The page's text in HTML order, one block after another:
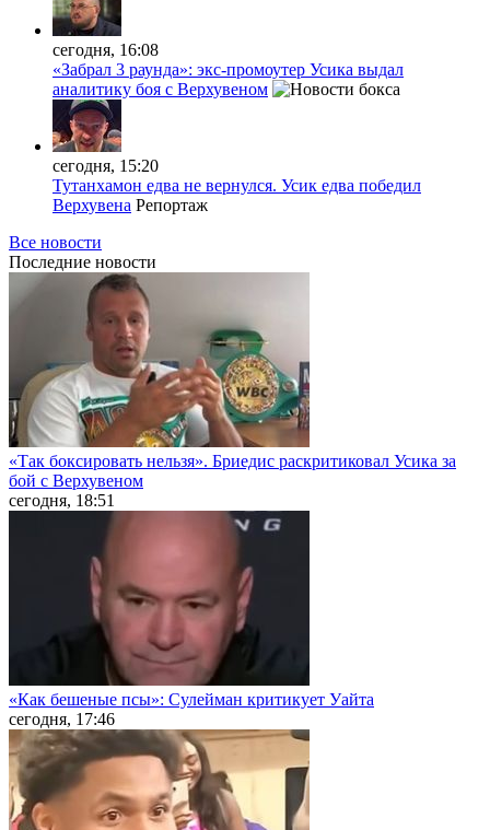
сегодня, 16:08
«Забрал 3 раунда»: экс-промоутер Усика выдал
аналитику боя с Верхувеном
сегодня, 15:20
Тутанхамон едва не вернулся. Усик едва победил
Верхувена Репортаж
Все новости
Последние новости
«Так боксировать нельзя». Бриедис раскритиковал Усика за
бой с Верхувеном
сегодня, 18:51
«Как бешеные псы»: Сулейман критикует Уайта
сегодня, 17:46